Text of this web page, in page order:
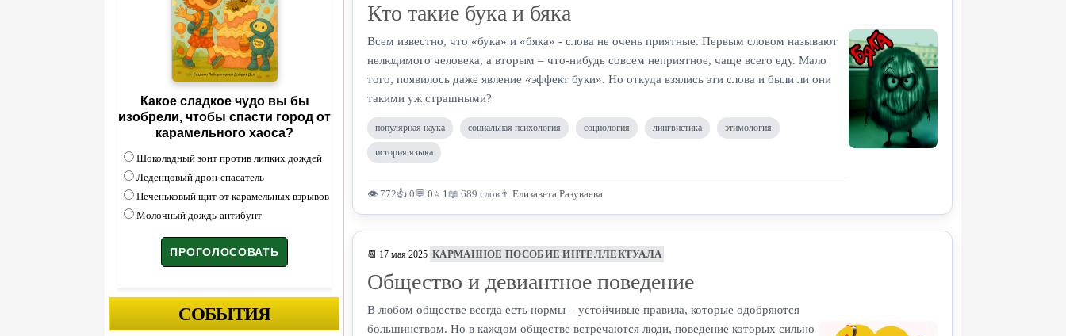
Какое сладкое чудо вы бы
изобрели, чтобы спасти город от
карамельного хаоса?
Шоколадный зонт против липких дождей
Леденцовый дрон-спасатель
Печеньковый щит от карамельных взрывов
Молочный дождь-антибунт
СОБЫТИЯ
Кто такие бука и бяка
Всем известно, что «бука» и «бяка» - слова не очень приятные. Первым словом называют
нелюдимого человека, а вторым – что-нибудь совсем неприятное, чаще всего еду. Мало
того, появилось даже явление «эффект буки». Но откуда взялись эти слова и были ли они
такими уж страшными?
популярная наука социальная психология социология лингвистика этимология
история языка
👁 772👍 0💬 0⭐ 1📖 689 слов 👨 Елизавета Разуваева
📆 17 мая 2025 КАРМАННОЕ ПОСОБИЕ ИНТЕЛЛЕКТУАЛА
Общество и девиантное поведение
В любом обществе всегда есть нормы – устойчивые правила, которые одобряются
большинством. Но в каждом обществе встречаются люди, поведение которых сильно